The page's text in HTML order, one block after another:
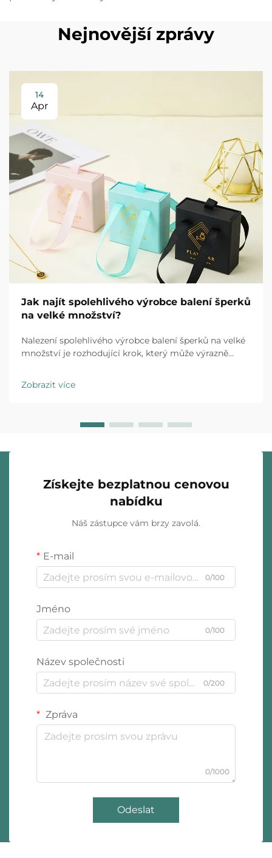
Nejnovější zprávy
14
Apr
Jak najít spolehlivého výrobce balení šperků
na velké množství?
Nalezení spolehlivého výrobce balení šperků na velké
množství je rozhodující krok, který může výrazně
ziskových marží. Ať už uvádíte na trh novou kolekci
šperků nebo rozšiřujete stávající podnik...
Zobrazit více
Získejte bezplatnou cenovou
nabídku
Náš zástupce vám brzy zavolá.
E-mail
0/100
Jméno
0/100
Název společnosti
0/200
Zpráva
0/1000
Odeslat